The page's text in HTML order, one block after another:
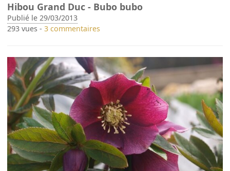
Hibou Grand Duc - Bubo bubo
Publié le 29/03/2013
293 vues -3 commentaires